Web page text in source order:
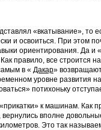
«вкатывание», то
и освоиться. При этом
ориентирования. Да и «
правило, все строится
в « Дакар»
уровне развития
потихоньку
к машинам. Как
вернулись вполне
Это так